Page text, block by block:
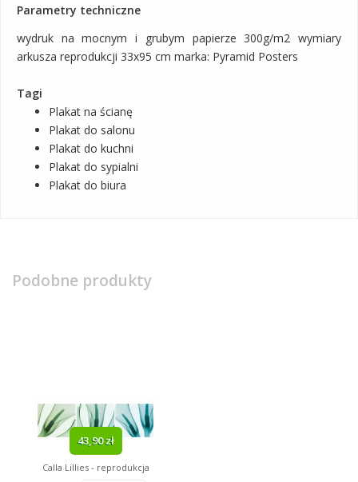
Parametry techniczne
wydruk na mocnym i grubym papierze 300g/m2 wymiary
arkusza reprodukcji 33x95 cm marka: Pyramid Posters
Tagi
Plakat na ścianę
Plakat do salonu
Plakat do kuchni
Plakat do sypialni
Plakat do biura
Podobne produkty
43,90 zł
Calla Lillies - reprodukcja